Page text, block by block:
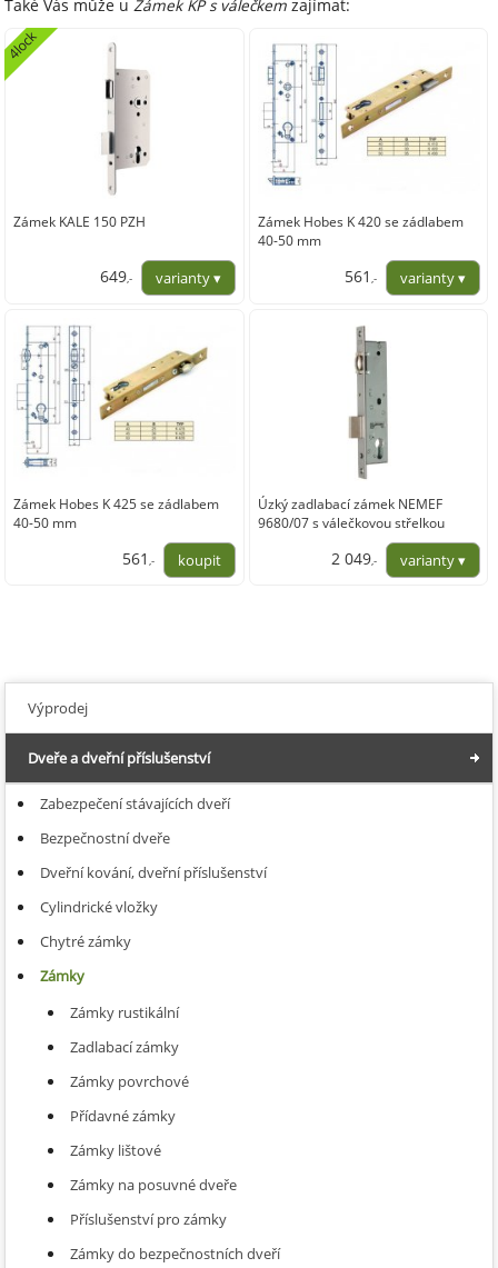
Také Vás může uZámek KP s válečkem zajímat:
Zámek KALE 150 PZH
4lock
649,-
Zámek Hobes K 420 se zádlabem
40-50 mm
561 ,-
Zámek Hobes K 425 se zádlabem
40-50 mm
561 ,-
Úzký zadlabací zámek NEMEF
9680/07 s válečkovou střelkou
2 049,-
Výprodej
Dveře a dveřní příslušenství
Zabezpečení stávajících dveří
Bezpečnostní dveře
Dveřní kování, dveřní příslušenství
Cylindrické vložky
Chytré zámky
Zámky
Zámky rustikální
Zadlabací zámky
Zámky povrchové
Přídavné zámky
Zámky lištové
Zámky na posuvné dveře
Příslušenství pro zámky
Zámky do bezpečnostních dveří